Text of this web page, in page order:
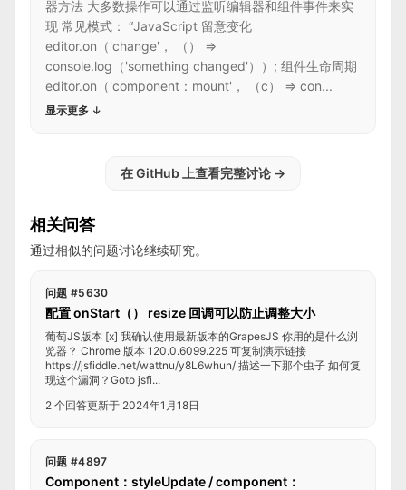
器方法 大多数操作可以通过监听编辑器和组件事件来实
现 常见模式： “JavaScript 留意变化
editor.on（'change'， （） =>
console.log（'something changed'））; 组件生命周期
editor.on（'component：mount'， （c） => con...
显示更多 ↓
在 GitHub 上查看完整讨论 →
相关问答
通过相似的问题讨论继续研究。
问题 #5630
配置 onStart（） resize 回调可以防止调整大小
葡萄JS版本 [x] 我确认使用最新版本的GrapesJS 你用的是什么浏
览器？ Chrome 版本 120.0.6099.225 可复制演示链接
https://jsfiddle.net/wattnu/y8L6whun/ 描述一下那个虫子 如何复
现这个漏洞？Goto jsfi...
2 个回答更新于 2024年1月18日
问题 #4897
Component：styleUpdate / component：